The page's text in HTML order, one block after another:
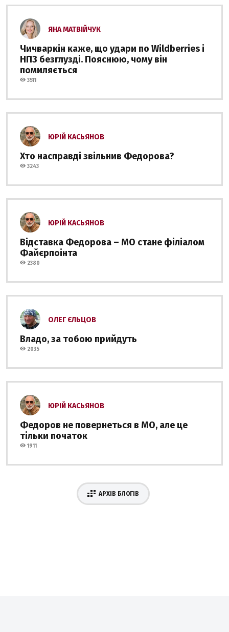
ЯНА МАТВІЙЧУК
Чичваркін каже, що удари по Wildberries і
НПЗ безглузді. Пояснюю, чому він
помиляється
3511
ЮРІЙ КАСЬЯНОВ
Хто насправді звільнив Федорова?
3243
ЮРІЙ КАСЬЯНОВ
Відставка Федорова – МО стане філіалом
Файєрпоінта
2380
ОЛЕГ ЄЛЬЦОВ
Владо, за тобою прийдуть
2035
ЮРІЙ КАСЬЯНОВ
Федоров не повернеться в МО, але це
тільки початок
1911
АРХІВ БЛОГІВ